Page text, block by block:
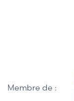
Membre de :